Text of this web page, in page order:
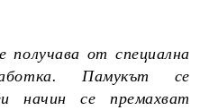
получава от специална
Памукът се
начин се премахват